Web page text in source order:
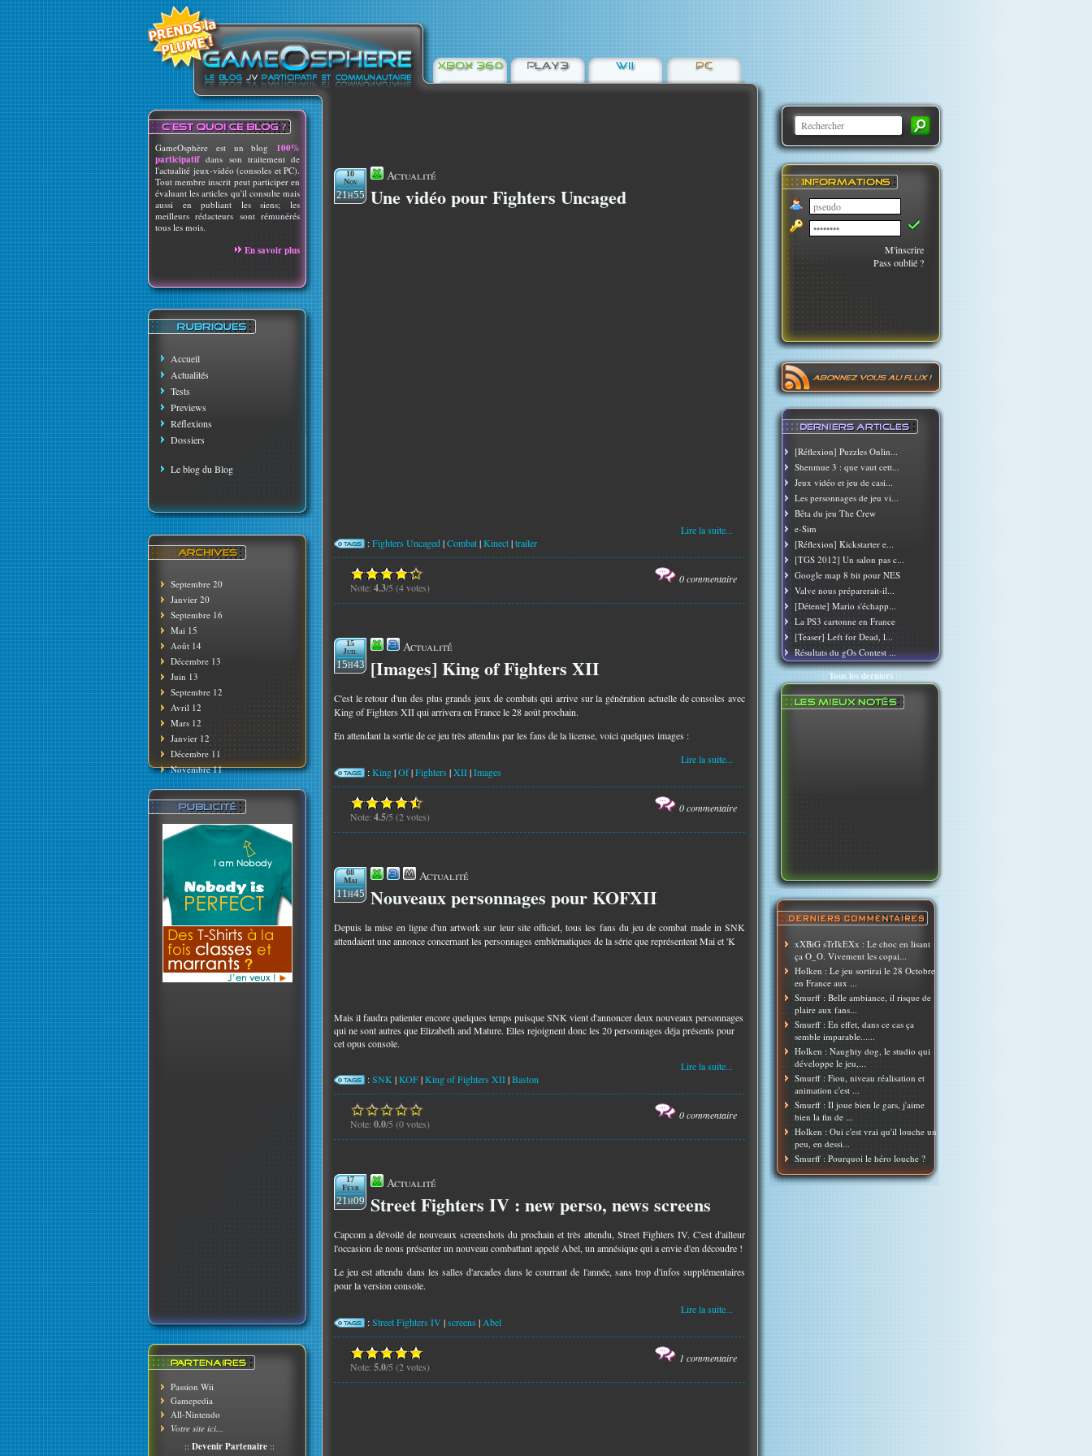
GameOsphère est un blog 100%
participatif dans son traitement de
l'actualité jeux-vidéo (consoles et PC).
Tout membre inscrit peut participer en
évaluant les articles qu'il consulte mais
aussi en publiant les siens; les
meilleurs rédacteurs sont rémunérés
tous les mois.
En savoir plus
Accueil
Actualités
Tests
Previews
Réflexions
Dossiers
Le blog du Blog
Septembre 20
Janvier 20
Septembre 16
Mai 15
Août 14
Décembre 13
Juin 13
Septembre 12
Avril 12
Mars 12
Janvier 12
Décembre 11
Novembre 11
Passion Wii
Gamepedia
All-Nintendo
Votre site ici...
:: Devenir Partenaire ::
M'inscrire
Pass oublié ?
[Réflexion] Puzzles Onlin...
Shenmue 3 : que vaut cett...
Jeux vidéo et jeu de casi...
Les personnages de jeu vi...
Bêta du jeu The Crew
e-Sim
[Réflexion] Kickstarter e...
[TGS 2012] Un salon pas c...
Google map 8 bit pour NES
Valve nous préparerait-il...
[Détente] Mario s'échapp...
La PS3 cartonne en France
[Teaser] Left for Dead, l...
Résultats du gOs Contest ...
:: Tous les derniers::
xXBiG sTrIkEXx : Le choc en lisant
ça O_O. Vivement les copai...
Holken : Le jeu sortirai le 28 Octobre
en France aux ...
Smurff : Belle ambiance, il risque de
plaire aux fans...
Smurff : En effet, dans ce cas ça
semble imparable......
Holken : Naughty dog, le studio qui
développe le jeu,...
Smurff : Fiou, niveau réalisation et
animation c'est ...
Smurff : Il joue bien le gars, j'aime
bien la fin de ...
Holken : Oui c'est vrai qu'il louche un
peu, en dessi...
Smurff : Pourquoi le héro louche ?
10
Nov
21h55
Actualité
Une vidéo pour Fighters Uncaged
Lire la suite...
:Fighters Uncaged|Combat|Kinect|trailer
0 commentaire
Note: 4.3/5 (4 votes)
15
Juil
15h43
Actualité
[Images] King of Fighters XII
C'est le retour d'un des plus grands jeux de combats qui arrive sur la génération actuelle de consoles avec
King of Fighters XII qui arrivera en France le 28 août prochain.
En attendant la sortie de ce jeu très attendus par les fans de la license, voici quelques images :
Lire la suite...
:King|Of|Fighters |XII|Images
0 commentaire
Note: 4.5/5 (2 votes)
08
Mai
11h45
Actualité
Nouveaux personnages pour KOFXII
Depuis la mise en ligne d'un artwork sur leur site officiel, tous les fans du jeu de combat made in SNK
attendaient une annonce concernant les personnages emblématiques de la série que représentent Mai et 'K
Mais il faudra patienter encore quelques temps puisque SNK vient d'annoncer deux nouveaux personnages
qui ne sont autres que Elizabeth and Mature. Elles rejoignent donc les 20 personnages déja présents pour
cet opus console.
Lire la suite...
:SNK |KOF|King of Fighters XII|Baston
0 commentaire
Note: 0.0/5 (0 votes)
17
Févr
21h09
Actualité
Street Fighters IV : new perso, news screens
Capcom a dévoilé de nouveaux screenshots du prochain et très attendu, Street Fighters IV. C'est d'ailleur
l'occasion de nous présenter un nouveau combattant appelé Abel, un amnésique qui a envie d'en découdre !
Le jeu est attendu dans les salles d'arcades dans le courrant de l'année, sans trop d'infos supplémentaires
pour la version console.
Lire la suite...
:Street Fighters IV |screens | Abel
1 commentaire
Note: 5.0/5 (2 votes)